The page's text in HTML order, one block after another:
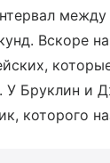
Вскоре
У Бруклин и
которого